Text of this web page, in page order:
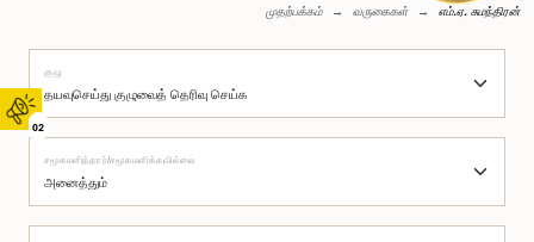
02
முதற்பக்கம் வருகைகள் எம்.ஏ. சுமந்திரன்
குழு
சமூகமளித்தார்/சமூகமளிக்கவில்லை